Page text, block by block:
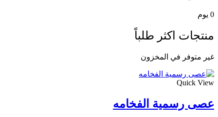
0 يوم
منتجات اكثر طلباً
غير متوفر في المخزون
Quick View
عصى رسمية الفخامه